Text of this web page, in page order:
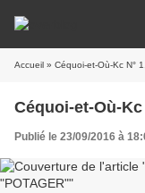
Accueil » Céquoi-et-Où-Kc N°
Céquoi-et-Où-
Publié le 23/09/2016 à